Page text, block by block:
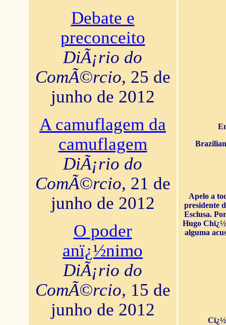
Debate e
preconceito
DiÃ¡rio do
ComÃ©rcio, 25 de
junho de 2012
A camuflagem da
camuflagem
DiÃ¡rio do
ComÃ©rcio, 21 de
junho de 2012
O poder
anï¿½nimo
DiÃ¡rio do
ComÃ©rcio, 15 de
junho de 2012
Apelo a
presidente
Esclusa.
Hugo
alguma